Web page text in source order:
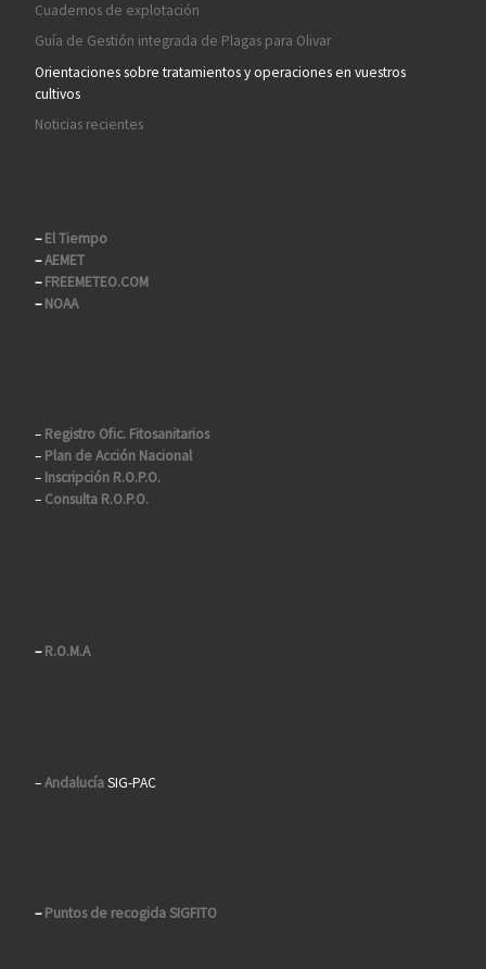
Cuadernos de explotación
Guía de Gestión integrada de Plagas para Olivar
Orientaciones sobre tratamientos y operaciones en vuestros
cultivos
Noticias recientes
–El Tiempo
–AEMET
–FREEMETEO.COM
–NOAA
– Registro Ofic. Fitosanitarios
– Plan de Acción Nacional
– Inscripción R.O.P.O.
– Consulta R.O.P.O.
–R.O.M.A
–AndalucíaSIG-PAC
–Puntos de recogida SIGFITO